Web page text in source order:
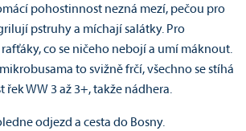
pohostinnost nezná mezí, pečou pro
pstruhy a míchají salátky. Pro
co se ničeho nebojí a umí máknout.
to svižně frčí, všechno se stíhá
WW 3 až 3+, takže nádhera.
odjezd a cesta do Bosny.